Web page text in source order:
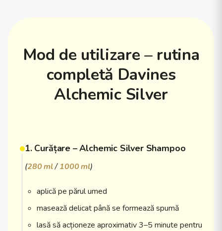
Mod de utilizare – rutina
completă Davines
Alchemic Silver
1. Curățare – Alchemic Silver Shampoo
(280 ml/1000 ml)
aplică pe părul umed
masează delicat până se formează spumă
lasă să acționeze aproximativ 3–5 minute pentru